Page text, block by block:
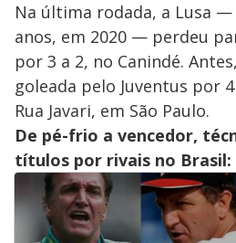
Na última rodada, a Lusa
anos, em 2020 — perdeu
por 3 a 2, no Canindé.
goleada pelo Juventus por
Rua Javari, em São Paulo.
De pé-frio a vencedor,
títulos por rivais no Brasil: